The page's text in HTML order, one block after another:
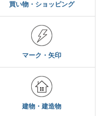
買い物・ショッピング
マーク・矢印
建物・建造物